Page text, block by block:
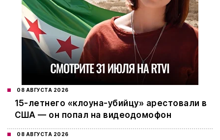
08 АВГУСТА 2026
15-летнего «клоуна-убийцу» арестовали в
США — он попал на видеодомофон
08 АВГУСТА 2026